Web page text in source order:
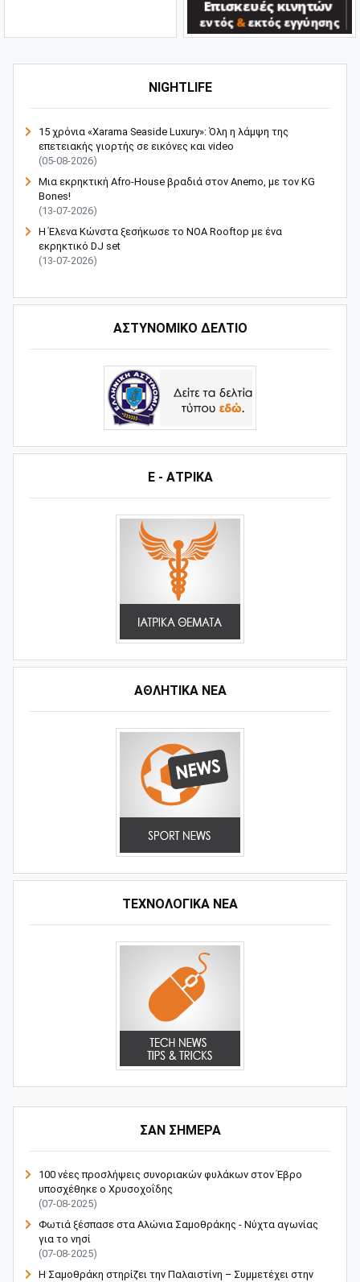
NIGHTLIFE
15 χρόνια «Xarama Seaside Luxury»: Όλη η λάμψη της
επετειακής γιορτής σε εικόνες και video
(05-08-2026)
Μια εκρηκτική Afro-House βραδιά στον Anemo, με τον KG
Bones!
(13-07-2026)
Η Έλενα Κώνστα ξεσήκωσε το NOA Rooftop με ένα
εκρηκτικό DJ set
(13-07-2026)
ΑΣΤΥΝΟΜΙΚΟ ΔΕΛΤΙΟ
Ε - ΑΤΡΙΚΑ
ΑΘΛΗΤΙΚΆ ΝΈΑ
ΤΕΧΝΟΛΟΓΙΚΑ ΝΕΑ
ΣΑΝ ΣΗΜΕΡΑ
100 νέες προσλήψεις συνοριακών φυλάκων στον Έβρο
υποσχέθηκε ο Χρυσοχοΐδης
(07-08-2025)
Φωτιά ξέσπασε στα Αλώνια Σαμοθράκης - Νύχτα αγωνίας
για το νησί
(07-08-2025)
Η Σαμοθράκη στηρίζει την Παλαιστίνη – Συμμετέχει στην